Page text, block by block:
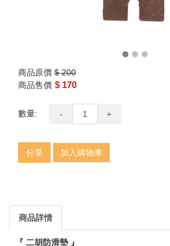
商品原價 $ 200
商品售價 $ 170
數量: - +
分享 加入購物車
商品詳情
『 二胡防滑墊 』